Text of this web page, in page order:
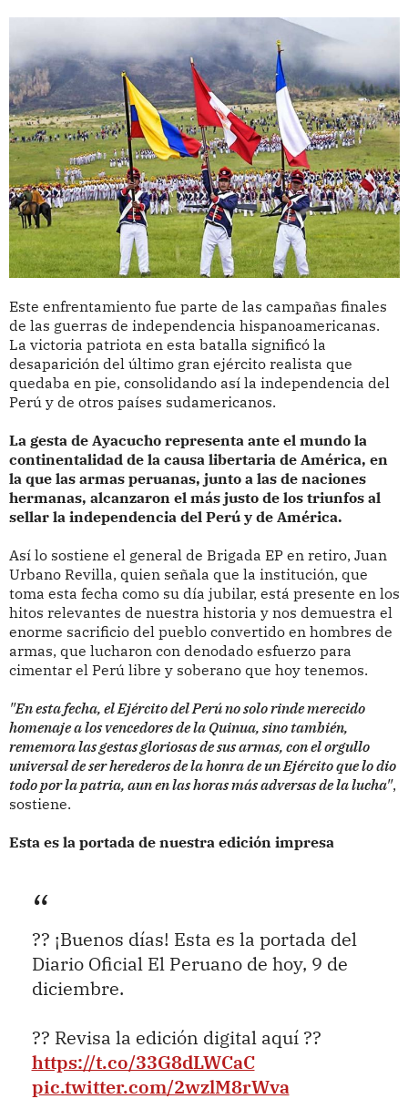
Este enfrentamiento fue parte de las campañas finales
de las guerras de independencia hispanoamericanas.
La victoria patriota en esta batalla significó la
desaparición del último gran ejército realista que
quedaba en pie, consolidando así la independencia del
Perú y de otros países sudamericanos.
La gesta de Ayacucho representa ante el mundo la
continentalidad de la causa libertaria de América, en
la que las armas peruanas, junto a las de naciones
hermanas, alcanzaron el más justo de los triunfos al
sellar la independencia del Perú y de América.
Así lo sostiene el general de Brigada EP en retiro, Juan
Urbano Revilla, quien señala que la institución, que
toma esta fecha como su día jubilar, está presente en los
hitos relevantes de nuestra historia y nos demuestra el
enorme sacrificio del pueblo convertido en hombres de
armas, que lucharon con denodado esfuerzo para
cimentar el Perú libre y soberano que hoy tenemos.
"En esta fecha, el Ejército del Perú no solo rinde merecido
homenaje a los vencedores de la Quinua, sino también,
rememora las gestas gloriosas de sus armas, con el orgullo
universal de ser herederos de la honra de un Ejército que lo dio
todo por la patria, aun en las horas más adversas de la lucha",
sostiene.
Esta es la portada de nuestra edición impresa
?? ¡Buenos días! Esta es la portada del
Diario Oficial El Peruano de hoy, 9 de
diciembre.
?? Revisa la edición digital aquí ??
https://t.co/33G8dLWCaC
pic.twitter.com/2wzlM8rWva